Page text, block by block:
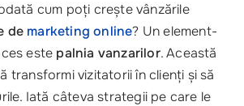
cum poți crește vânzările
de marketing online? Un element-
este palnia vanzarilor. Această
transformi vizitatorii în clienți și să
Iată câteva strategii pe care le